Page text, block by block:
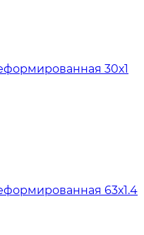
30х1
63х1.4